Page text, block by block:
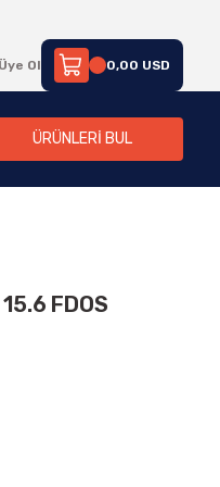
Ol 0,00 USD
ÜRÜNLERİ BUL
FDOS